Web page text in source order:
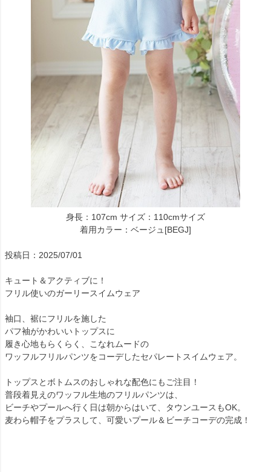
身長：107cm サイズ：110cmサイズ
着用カラー：ベージュ[BEGJ]
投稿日：2025/07/01
キュート＆アクティブに！
フリル使いのガーリースイムウェア
袖口、裾にフリルを施した
パフ袖がかわいいトップスに
履き心地もらくらく、こなれムードの
ワッフルフリルパンツをコーデしたセパレートスイムウェア。
トップスとボトムスのおしゃれな配色にもご注目！
普段着見えのワッフル生地のフリルパンツは、
ビーチやプールへ行く日は朝からはいて、タウンユースもOK。
麦わら帽子をプラスして、可愛いプール＆ビーチコーデの完成！